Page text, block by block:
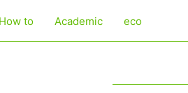
How to Academic eco